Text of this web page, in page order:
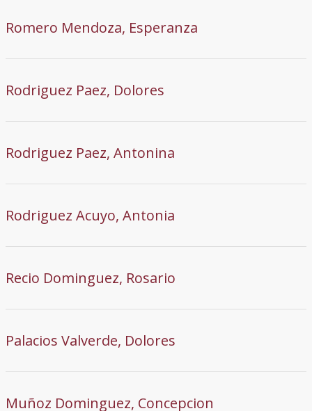
Romero Mendoza, Esperanza
Rodriguez Paez, Dolores
Rodriguez Paez, Antonina
Rodriguez Acuyo, Antonia
Recio Dominguez, Rosario
Palacios Valverde, Dolores
Muñoz Dominguez, Concepcion